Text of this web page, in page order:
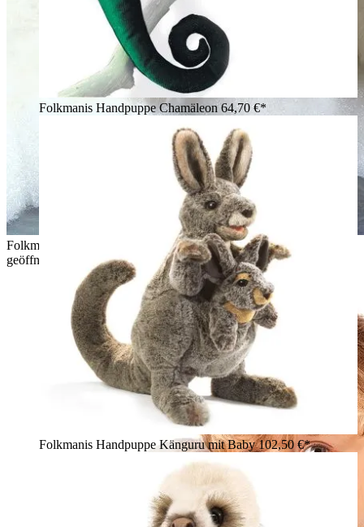
Folkmanis Handpuppe sitzender Eisbär aus weißem Plüsch mit
geöffnetem Maul und erhobener Pfote vor Eiskulisse
Folkmanis Handpuppe Chamäleon64,70 €*
Folkmanis Handpuppe Känguru mit Baby102,50 €*